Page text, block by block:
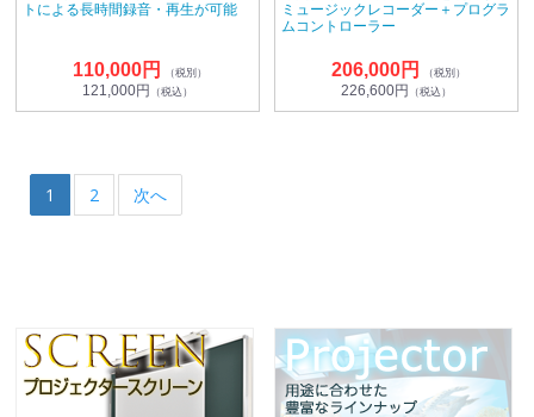
トによる長時間録音・再生が可能
110,000円 （税別）
121,000円 （税込）
ミュージックレコーダー＋プログラ
ムコントローラー
206,000円 （税別）
226,600円 （税込）
1 2 次へ